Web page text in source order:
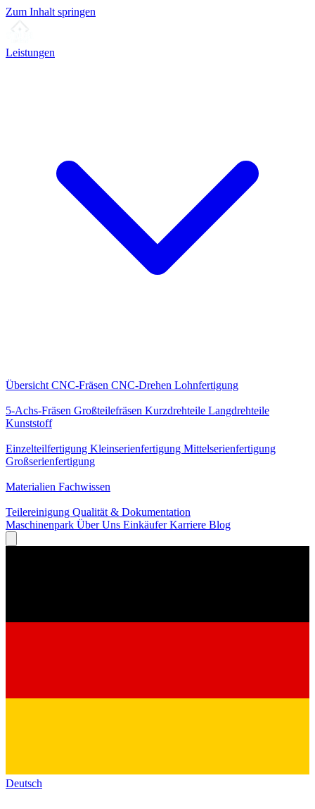
Zum Inhalt springen
Leistungen
Übersicht CNC-Fräsen CNC-Drehen Lohnfertigung
5-Achs-Fräsen Großteilefräsen Kurzdrehteile Langdrehteile
Kunststoff
Einzelteilfertigung Kleinserienfertigung Mittelserienfertigung
Großserienfertigung
Materialien Fachwissen
Teilereinigung Qualität & Dokumentation
Maschinenpark Über Uns EinkäuferKarriere Blog
Deutsch